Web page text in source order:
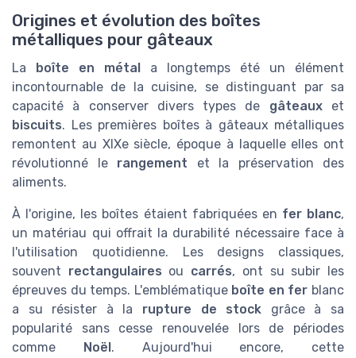
Origines et évolution des boîtes
métalliques pour gâteaux
La boîte en métal a longtemps été un élément
incontournable de la cuisine, se distinguant par sa
capacité à conserver divers types de gâteauxet
biscuits. Les premières boîtes à gâteaux métalliques
remontent au XIXe siècle, époque à laquelle elles ont
révolutionné le rangement et la préservation des
aliments.
À l'origine, les boîtes étaient fabriquées en fer blanc,
un matériau qui offrait la durabilité nécessaire face à
l'utilisation quotidienne. Les designs classiques,
souvent rectangulaires ou carrés, ont su subir les
épreuves du temps. L'emblématique boîte en fer blanc
a su résister à la rupture de stock grâce à sa
popularité sans cesse renouvelée lors de périodes
comme Noël. Aujourd'hui encore, cette